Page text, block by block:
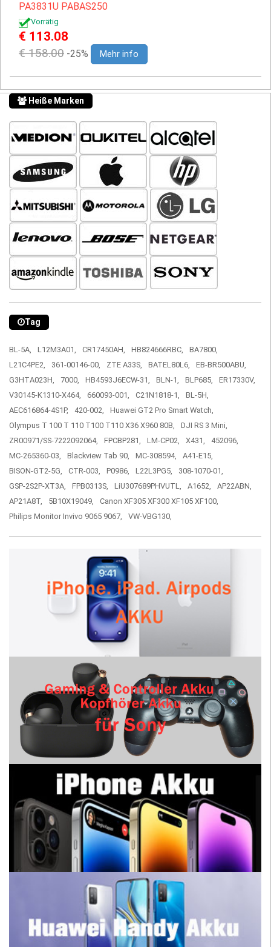
PA3831U PABAS250
Vorrätig
€ 113.08
€ 158.00 -25% Mehr info
Heiße Marken
Tag
BL-5A, L12M3A01, CR17450AH, HB824666RBC,
BA7800,
L21C4PE2,
361-00146-00, ZTE A33S, BATEL80L6,
EB-BR500ABU,
G3HTA023H,
7000, HB4593J6ECW-31, BLN-1, BLP685,
ER17330V,
V30145-K1310-X464,
660093-001, C21N1818-1,
BL-5H,
AEC616864-4S1P,
420-002,
Huawei GT2 Pro Smart Watch,
Olympus T 100 T 110 T100 T110 X36 X960 80B,
DJI RS 3 Mini,
ZR00971/SS-7222092064,
FPCBP281, LM-CP02, X431,
452096,
MC-265360-03,
Blackview Tab 90, MC-308594,
A41-E15,
BISON-GT2-5G,
CTR-003, P0986, L22L3PG5,
308-1070-01,
GSP-2S2P-XT3A,
FPB0313S, LiU307689PHVUTL, A1652,
AP22ABN,
AP21A8T,
5B10X19049,
Canon XF305 XF300 XF105 XF100,
Philips Monitor Invivo 9065 9067,
VW-VBG130,